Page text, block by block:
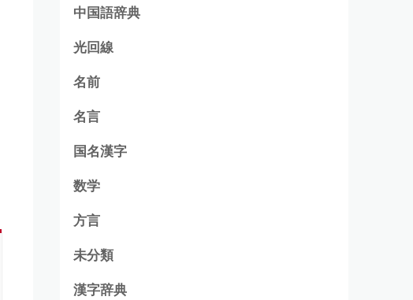
中国語辞典
光回線
名前
名言
国名漢字
数学
方言
未分類
漢字辞典